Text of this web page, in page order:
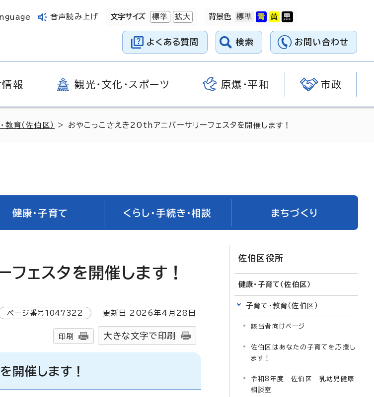
音声読み上げ 文字サイズ 標準 拡大 背景色
よくある質問 検索 お問い合わせ
報 観光・文化・スポーツ 原爆・平和 市政
教育（佐伯区） > おやこっこさえき20thアニバーサリーフェスタを開催します！
健康・子育て くらし・手続き・相談 まちづくり
ェスタを開催します！
ページ番号1047322 更新日 2026年4月 28 日
印刷 大きな文字で印刷
開催します！
佐伯区役所
健康・子育て（佐伯区）
子育て・教育（佐伯区）
該当者向けページ
佐伯区はあなたの子育てを応援し
ます！
令和8年度 佐伯区 乳幼児健康
相談室